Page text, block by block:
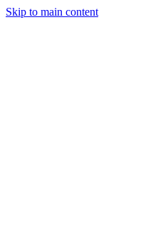
Skip to main content